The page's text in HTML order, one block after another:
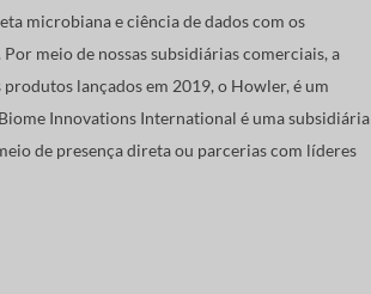
microbiana e ciência de dados com os
meio de nossas subsidiárias comerciais, a
lançados em 2019, o Howler, é um
Innovations International é uma subsidiária
de presença direta ou parcerias com líderes